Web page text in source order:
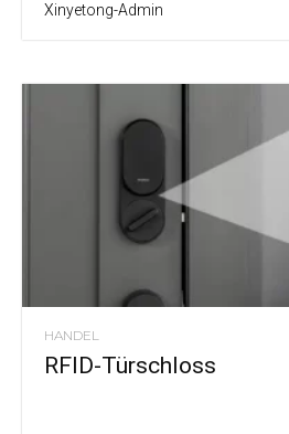
Xinyetong-Admin
HANDEL
RFID-Türschloss